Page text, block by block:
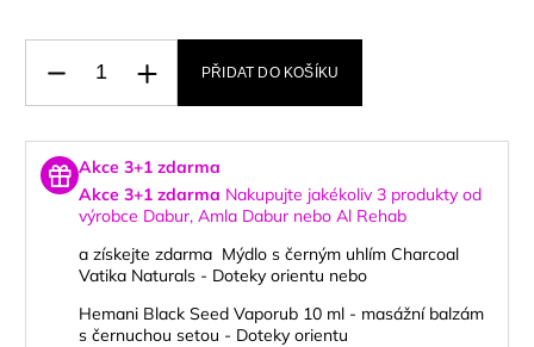
PŘIDAT DO KOŠÍKU
Akce 3+1 zdarma
Akce 3+1 zdarma Nakupujte jakékoliv 3 produkty od
výrobce Dabur, Amla Dabur nebo Al Rehab
a získejte zdarma Mýdlo s černým uhlím Charcoal
Vatika Naturals - Doteky orientu nebo
Hemani Black Seed Vaporub 10 ml - masážní balzám
s černuchou setou - Doteky orientu